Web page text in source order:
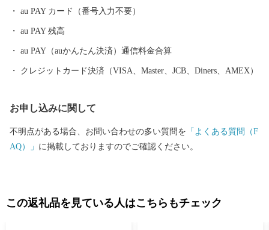
au PAY カード（番号入力不要）
au PAY 残高
au PAY（auかんたん決済）通信料金合算
クレジットカード決済（VISA、Master、JCB、Diners、AMEX）
お申し込みに関して
不明点がある場合、お問い合わせの多い質問を 「よくある質問（F
AQ）」 に掲載しておりますのでご確認ください。
この返礼品を見ている人はこちらもチェック